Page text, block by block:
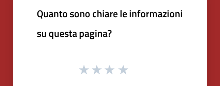
Quanto sono chiare le informazioni
su questa pagina?